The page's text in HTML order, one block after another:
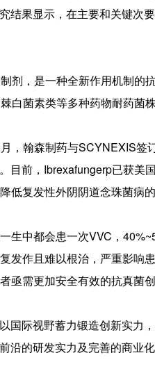
结果显示，在主要和关键次
剂，是一种全新作用机制的
白菌素类等多种药物耐药菌株
，翰森制药与SCYNEXIS签
目前，Ibrexafungerp已获美
复发性外阴阴道念珠菌病的
生中都会患一次VVC，
发作且难以根治，严重影响
需更加安全有效的抗真菌创
际视野蓄力锻造创新实力
沿的研发实力及完善的商业